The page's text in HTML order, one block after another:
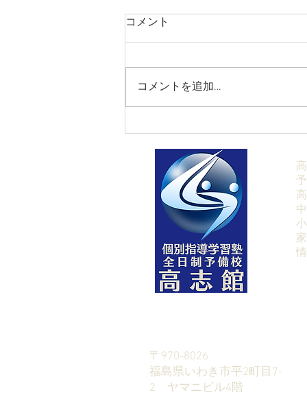
利用大学受験最後のチャン
コメント
コメントを追加…
〒970-8026
​福島県いわき市平2町目7-
2 ヤマニビル4階